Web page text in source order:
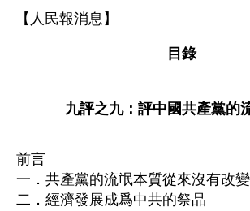
【人民報消息】
目錄
九評之九：評中國共產黨的
前言
一．共產黨的流氓本質從來沒有改變
二．經濟發展成爲中共的祭品